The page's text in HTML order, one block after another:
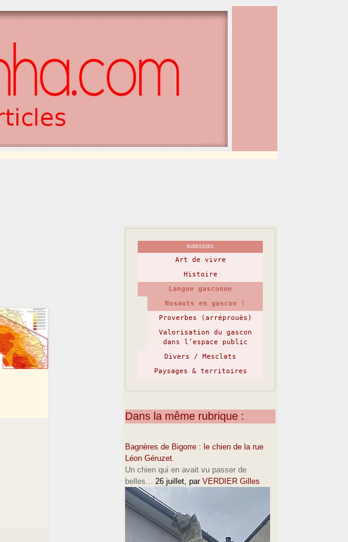
RUBRIQUES
Art de vivre
Histoire
Langue gasconne
Nosauts en gascon !
Proverbes (arréprouès)
Valorisation du gascon
dans l’espace public
Divers / Mesclats
Paysages & territoires
Dans la même rubrique :
Bagnères de Bigorre : le chien de la rue
Léon Géruzet.
Un chien qui en avait vu passer de
belles... 26 juillet, par VERDIER Gilles